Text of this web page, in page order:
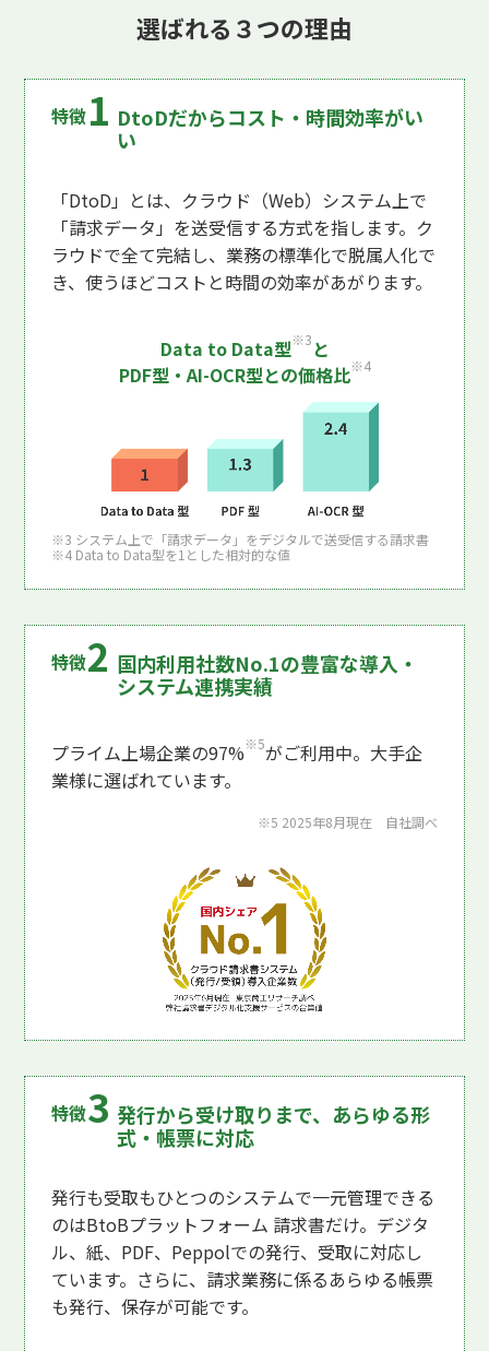
選ばれる３つの理由
DtoDだからコスト・時間効率がい
い
「DtoD」とは、クラウド（Web）システム上で
「請求データ」を送受信する方式を指します。ク
ラウドで全て完結し、業務の標準化で脱属人化で
き、使うほどコストと時間の効率があがります。
Data to Data型※3 と
PDF型・AI-OCR型との価格比※4
※3 システム上で「請求データ」をデジタルで送受信する請求書
※4 Data to Data型を1とした相対的な値
国内利用社数No.1の豊富な導入・
システム連携実績
プライム上場企業の97%※5がご利用中。大手企
業様に選ばれています。
※5 2025年8月現在 自社調べ
発行から受け取りまで、あらゆる形
式・帳票に対応
発行も受取もひとつのシステムで一元管理できる
のはBtoBプラットフォーム 請求書だけ。デジタ
ル、紙、PDF、Peppolでの発行、受取に対応し
ています。さらに、請求業務に係るあらゆる帳票
も発行、保存が可能です。